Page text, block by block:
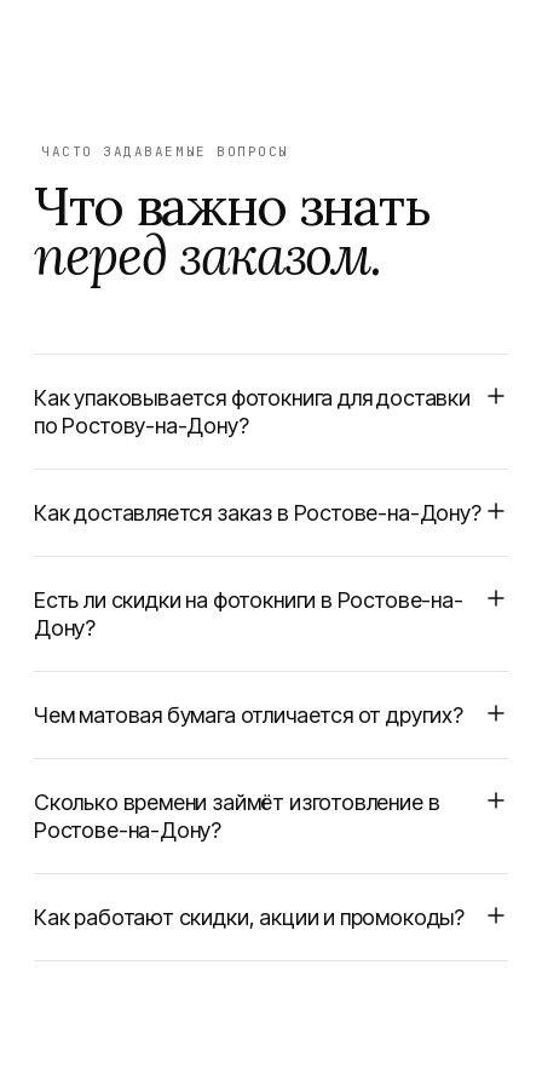
ЧАСТО ЗАДАВАЕМЫЕ ВОПРОСЫ
Что важно знать
перед заказом.
Как упаковывается фотокнига для доставки
по Ростову-на-Дону?
Как доставляется заказ в Ростове-на-Дону?
Есть ли скидки на фотокниги в Ростове-на-
Дону?
Чем матовая бумага отличается от других?
Сколько времени займёт изготовление в
Ростове-на-Дону?
Как работают скидки, акции и промокоды?